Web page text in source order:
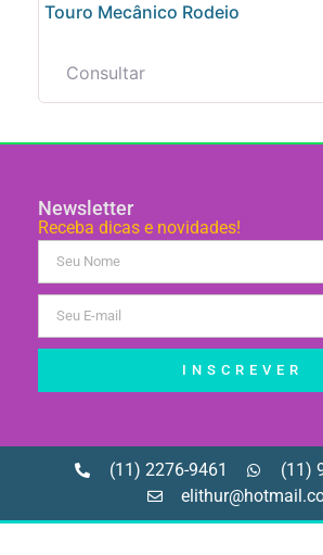
Touro Mecânico Rodeio
Consultar
Newsletter
Receba dicas e novidades!
INSCREVER
(11) 2276-9461
(11)